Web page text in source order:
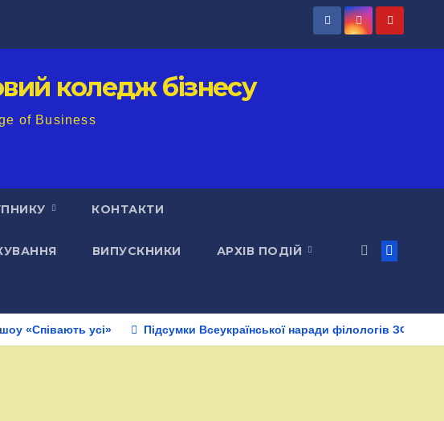
коледж бізнесу
of Business
КОНТАКТИ
ВИПУСКНИКИ АРХІВ ПОДІЙ
«Співають усі» Підсумки Всеукраїнської наради філологів ЗФПО: